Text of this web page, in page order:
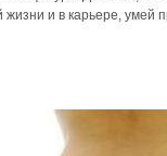
жизни и в карьере, умей